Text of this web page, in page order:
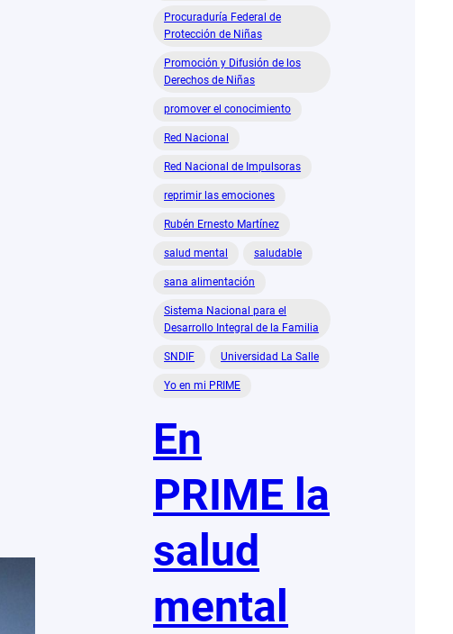
Procuraduría Federal de
Protección de Niñas
Promoción y Difusión de los
Derechos de Niñas
promover el conocimiento
Red Nacional
Red Nacional de Impulsoras
reprimir las emociones
Rubén Ernesto Martínez
salud mental saludable
sana alimentación
Sistema Nacional para el
Desarrollo Integral de la Familia
SNDIF Universidad La Salle
Yo en mi PRIME
En
PRIME la
salud
mental